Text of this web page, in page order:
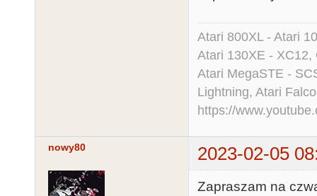
Atari 800XL - Atari
Atari 130XE - XC12,
Atari MegaSTE -
Lightning, Atari
https://
nowy80 2023-02-05
Zapraszam na